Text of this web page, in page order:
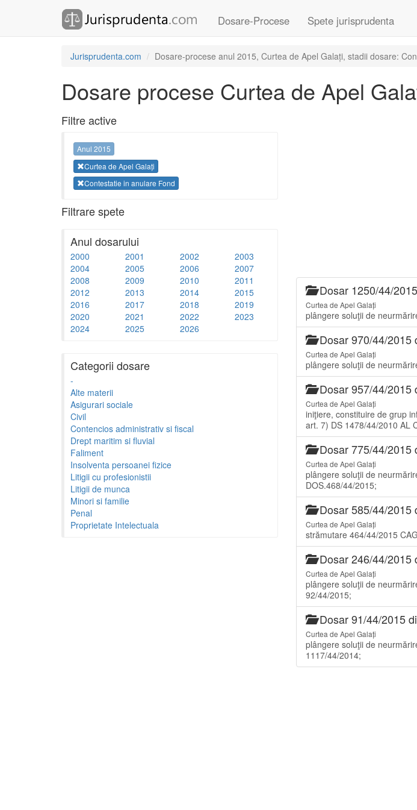
Dosare-Procese Spete jurisprudenta
Jurisprudenta.com Dosare-procese anul 2015, Curtea de Apel Galați, stadii dosare:
Dosare procese Curtea de Apel
Filtre active
Anul 2015
Curtea de Apel Galați
Contestatie in anulare Fond
Filtrare spete
Anul dosarului
2000 2001 2002
2003
2004
2005 2006
2007
2008
2009 2010
2011
2012
2013 2014
2015
2016
2017 2018
2019
2020
2021 2022
2023
2024
2025 2026
Categorii dosare
-
Alte materii
Asigurari sociale
Civil
Contencios administrativ si fiscal
Drept maritim si fluvial
Faliment
Insolventa persoanei fizice
Litigii cu profesionistii
Litigii de munca
Minori si familie
Penal
Proprietate Intelectuala
Dosar 1250/44/
Curtea de Apel Galați
plângere soluţii de
Dosar 970/44/2015
Curtea de Apel Galați
plângere soluţii de
Dosar 957/44/2015
Curtea de Apel Galați
iniţiere, constituire de grup
art. 7) DS 1478/44/2010 AL
Dosar 775/44/2015
Curtea de Apel Galați
plângere soluţii de
DOS.468/44/2015;
Dosar 585/44/2015
Curtea de Apel Galați
strămutare 464/44/2015
Dosar 246/44/2015
Curtea de Apel Galați
plângere soluţii de
92/44/2015;
Dosar 91/44/2015
Curtea de Apel Galați
plângere soluţii de
1117/44/2014;